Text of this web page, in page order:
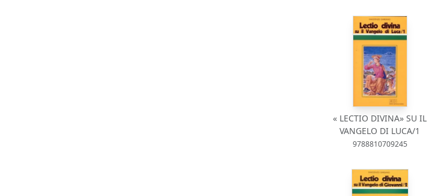
« LECTIO DIVINA» SU IL
VANGELO DI LUCA/1
9788810709245